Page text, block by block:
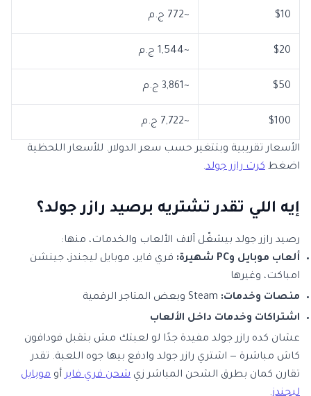
$10 ~772 ج.م
$20 ~1,544 ج.م
$50 ~3,861 ج.م
$100 ~7,722 ج.م
الأسعار تقريبية وبتتغير حسب سعر الدولار. للأسعار اللحظية
اضغط كرت رازر جولد.
إيه اللي تقدر تشتريه برصيد رازر جولد؟
رصيد رازر جولد بيشغّل آلاف الألعاب والخدمات، منها:
ألعاب موبايل وPC شهيرة:
فري فاير، موبايل ليجندز، جينشن
امباكت، وغيرها
منصات وخدمات:
اشتراكات وخدمات داخل الألعاب
عشان كده رازر جولد مفيدة جدًا لو لعبتك مش بتقبل فودافون
كاش مباشرة — اشتري رازر جولد وادفع بيها جوه اللعبة. تقدر
تقارن كمان بطرق الشحن المباشر زي شحن فري فايرأو موبايل
ليجندز.